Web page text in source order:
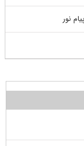
نور